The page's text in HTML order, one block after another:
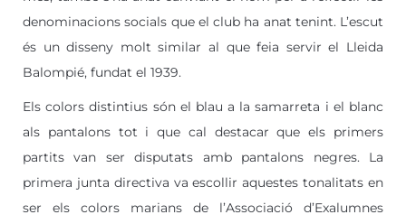
denominacions socials que el club ha anat tenint. L’escut
és un disseny molt similar al que feia servir el Lleida
Balompié, fundat el 1939.
Els colors distintius són el blau a la samarreta i el blanc
als pantalons tot i que cal destacar que els primers
partits van ser disputats amb pantalons negres. La
primera junta directiva va escollir aquestes tonalitats en
ser els colors marians de l’Associació d’Exalumnes